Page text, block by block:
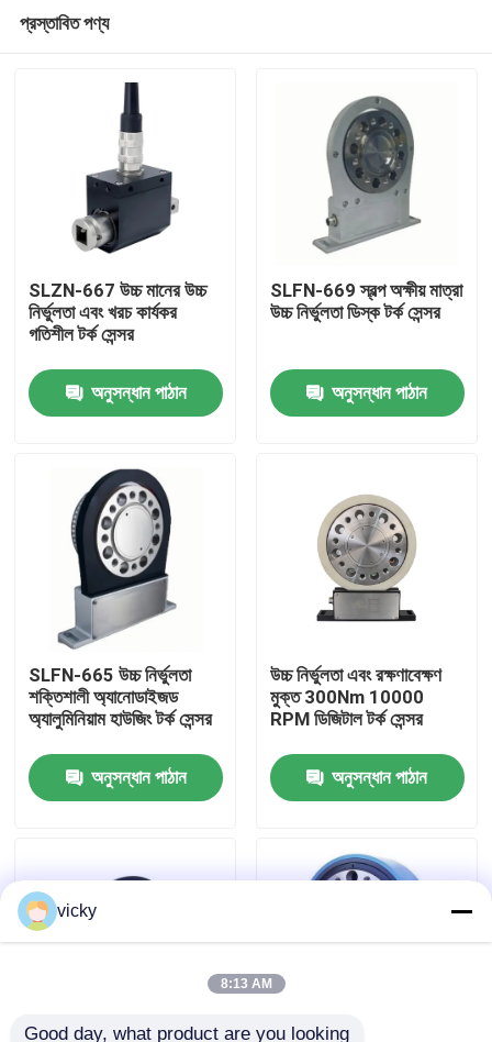
আমাদের সম্বন্ধে
কারখানা ভ্রমণ
গুণগত মান নিয়ন্ত্রণ
যোগাযোগ করুন
মামলা
হাই স্পিড ডায়নামিটার
প্রস্তাবিত পণ্য
SLZN-667 উচ্চ মানের উচ্চ
নির্ভুলতা এবং খরচ কার্যকর
গতিশীল টর্ক সেন্সর
অনুসন্ধান পাঠান
SLFN-669 স্বল্প অক্ষীয় মাত্রা
উচ্চ নির্ভুলতা ডিস্ক টর্ক সেন্সর
অনুসন্ধান পাঠান
SLFN-665 উচ্চ নির্ভুলতা
শক্তিশালী অ্যানোডাইজড
অ্যালুমিনিয়াম হাউজিং টর্ক সেন্সর
অনুসন্ধান পাঠান
উচ্চ নির্ভুলতা এবং রক্ষণাবেক্ষণ
মুক্ত 300Nm 10000
RPM ডিজিটাল টর্ক সেন্সর
অনুসন্ধান পাঠান
vicky
8:13 AM
Good day, what product are you looking